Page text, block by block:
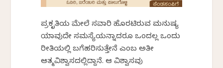
ಪ್ರಕೃತಿಯ ಮೇಲೆ ಸವಾರಿ ಹೊರಟಿರುವ ಮನುಷ್ಯ
ಯಾವುದೇ ಸಮಸ್ಯೆಯನ್ನಾದರೂ ಒಂದಲ್ಲ ಒಂದು
ರೀತಿಯಲ್ಲಿ ಬಗೆಹರಿಸುತ್ತೇನೆ ಎಂಬ ಅತೀ
ಆತ್ಮವಿಶ್ವಾಸದಲ್ಲಿದ್ದಾನೆ. ಆ ವಿಶ್ವಾಸವು